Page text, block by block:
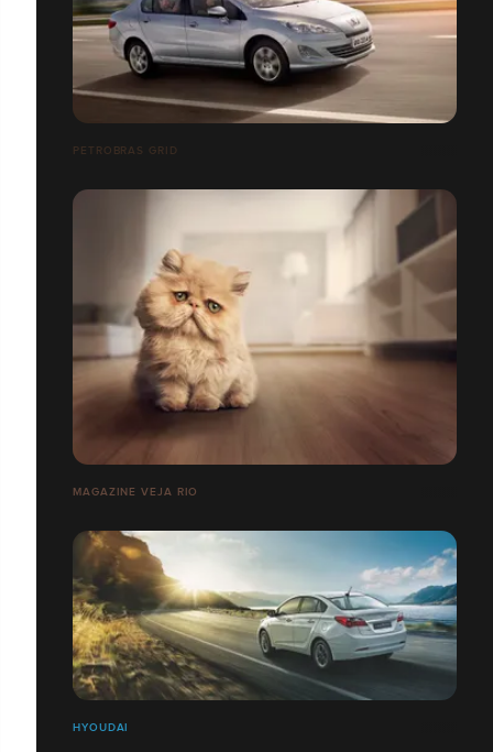
PETROBRAS GRID
MAGAZINE VEJA RIO
HYOUDAI